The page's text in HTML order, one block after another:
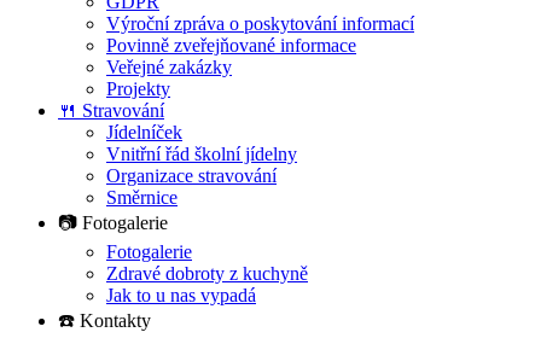
Výroční zpráva o poskytování informací
Povinně zveřejňované informace
Veřejné zakázky
Projekty
🍴 Stravování
Jídelníček
Vnitřní řád školní jídelny
Organizace stravování
Směrnice
📷 Fotogalerie
Fotogalerie
Zdravé dobroty z kuchyně
Jak to u nas vypadá
☎️ Kontakty